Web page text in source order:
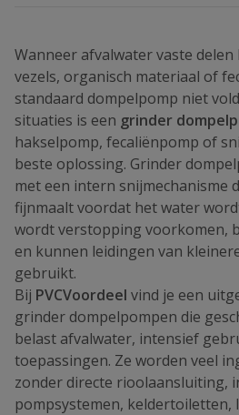
Wanneer afvalwater vaste delen
vezels, organisch materiaal of
standaard dompelpomp niet
situaties is een grinder
hakselpomp, fecaliënpomp of
beste oplossing. Grinder
met een intern snijmechanisme
fijnmaalt voordat het water
wordt verstopping voorkomen,
en kunnen leidingen van
gebruikt.
Bij PVCVoordeel vind je een
grinder dompelpompen die
belast afvalwater, intensief
toepassingen. Ze worden veel
zonder directe rioolaansluiting,
pompsystemen, keldertoiletten,